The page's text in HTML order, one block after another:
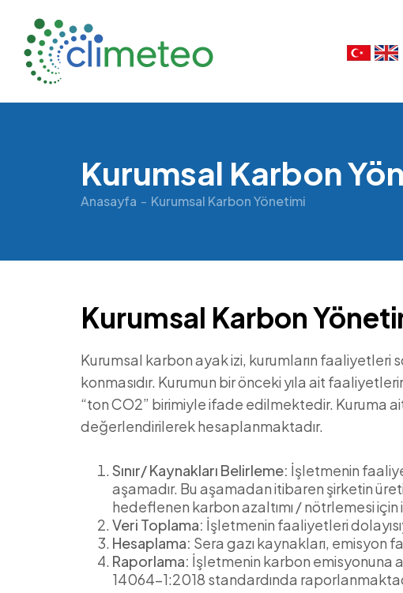
Kurumsal Karbon
Anasayfa Kurumsal Karbon Yönetimi
Kurumsal Karbon
Kurumsal karbon ayak izi, kurumların faaliyetleri
konmasıdır. Kurumun bir önceki yıla ait
“ton CO2” birimiyle ifade edilmektedir. Kuruma
değerlendirilerek hesaplanmaktadır.
Sınır/ Kaynakları Belirleme: İşletmenin
aşamadır. Bu aşamadan itibaren şirketin
hedeflenen karbon azaltımı / nötrlemesi için
Veri Toplama: İşletmenin faaliyetleri
Hesaplama: Sera gazı kaynakları,
Raporlama: İşletmenin karbon emisyonuna
14064-1:2018 standardında